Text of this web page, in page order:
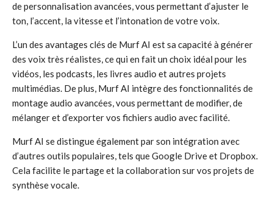
de personnalisation avancées, vous permettant d’ajuster le
ton, l’accent, la vitesse et l’intonation de votre voix.
L’un des avantages clés de Murf AI est sa capacité à générer
des voix très réalistes, ce qui en fait un choix idéal pour les
vidéos, les podcasts, les livres audio et autres projets
multimédias. De plus, Murf AI intègre des fonctionnalités de
montage audio avancées, vous permettant de modifier, de
mélanger et d’exporter vos fichiers audio avec facilité.
Murf AI se distingue également par son intégration avec
d’autres outils populaires, tels que Google Drive et Dropbox.
Cela facilite le partage et la collaboration sur vos projets de
synthèse vocale.